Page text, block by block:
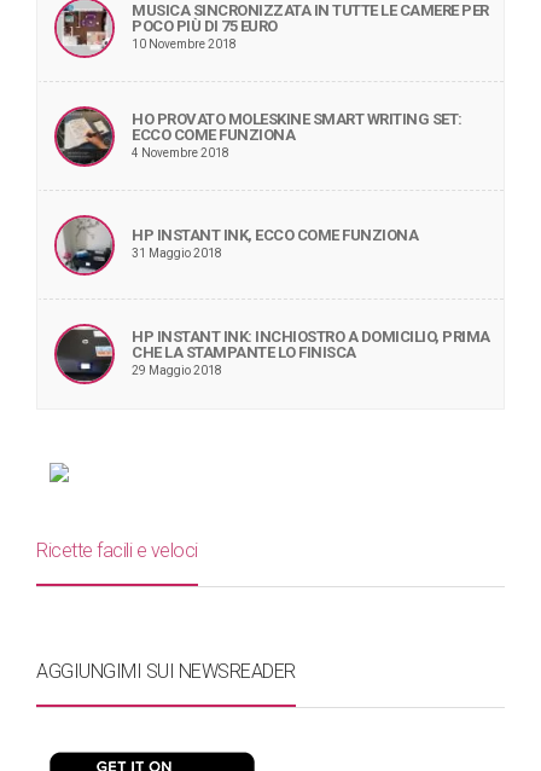
MUSICA SINCRONIZZATA IN TUTTE LE CAMERE PER
POCO PIÙ DI 75 EURO
10 Novembre 2018
HO PROVATO MOLESKINE SMART WRITING SET:
ECCO COME FUNZIONA
4 Novembre 2018
HP INSTANT INK, ECCO COME FUNZIONA
31 Maggio 2018
HP INSTANT INK: INCHIOSTRO A DOMICILIO, PRIMA
CHE LA STAMPANTE LO FINISCA
29 Maggio 2018
Ricette facili e veloci
AGGIUNGIMI SUI NEWSREADER